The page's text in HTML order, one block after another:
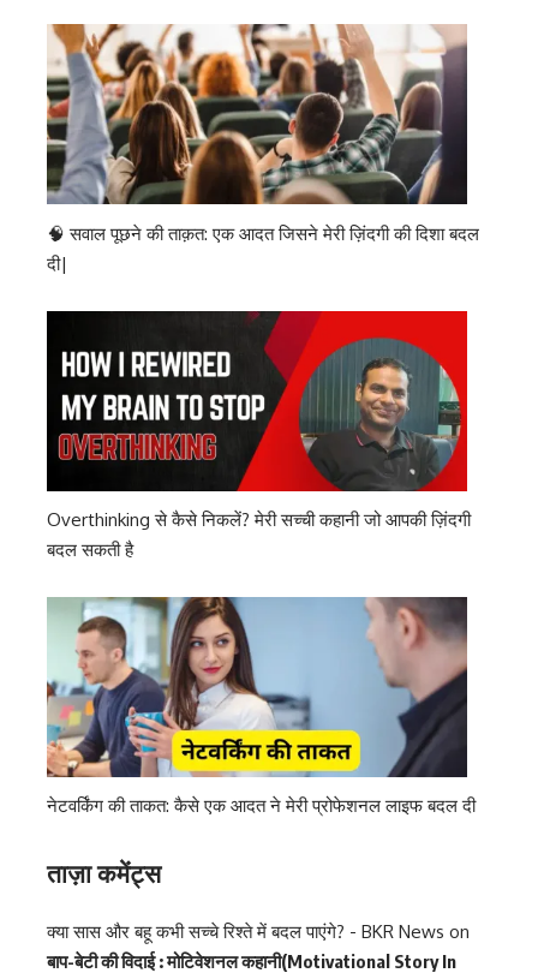
🧠 सवाल पूछने की ताक़त: एक आदत जिसने मेरी ज़िंदगी की दिशा बदल
दी|
Overthinking से कैसे निकलें? मेरी सच्ची कहानी जो आपकी ज़िंदगी
बदल सकती है
नेटवर्किंग की ताकत: कैसे एक आदत ने मेरी प्रोफेशनल लाइफ बदल दी
ताज़ा कमेंट्स
क्या सास और बहू कभी सच्चे रिश्ते में बदल पाएंगे? - BKR News on
बाप-बेटी की विदाई : मोटिवेशनल कहानी(Motivational Story In